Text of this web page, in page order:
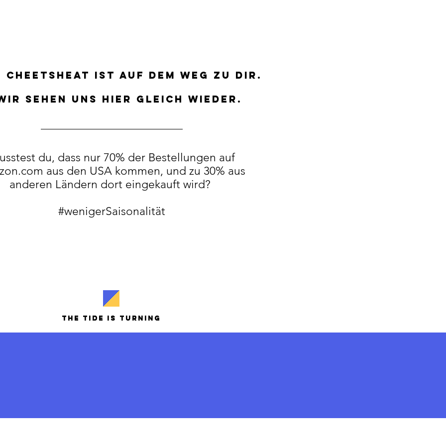
Cheetsheat ist auf dem Weg zu dir.
sehen uns hier gleich wieder.
du, dass nur 70% der Bestellungen auf
aus den USA kommen, und zu 30% aus
anderen Ländern dort eingekauft wird?
#wenigerSaisonalität
The Tide is turning
The Tide is turning